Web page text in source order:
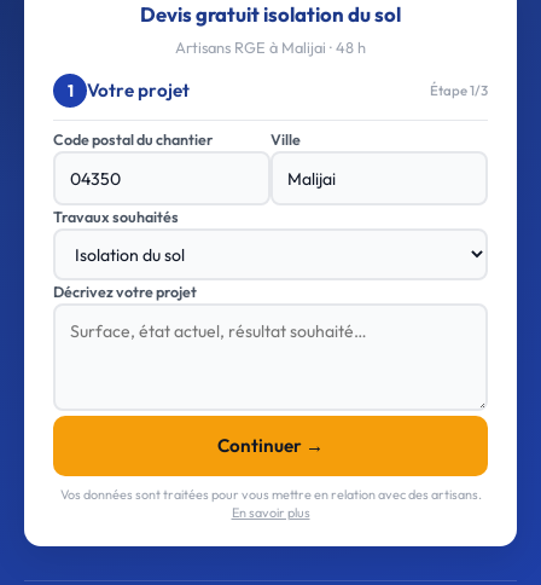
Devis gratuit isolation du sol
Artisans RGE à Malijai · 48 h
1 Votre projet Étape 1/3
Code postal du chantier Ville
Travaux souhaités
Décrivez votre projet
Continuer →
Vos données sont traitées pour vous mettre en relation avec des artisans.
En savoir plus